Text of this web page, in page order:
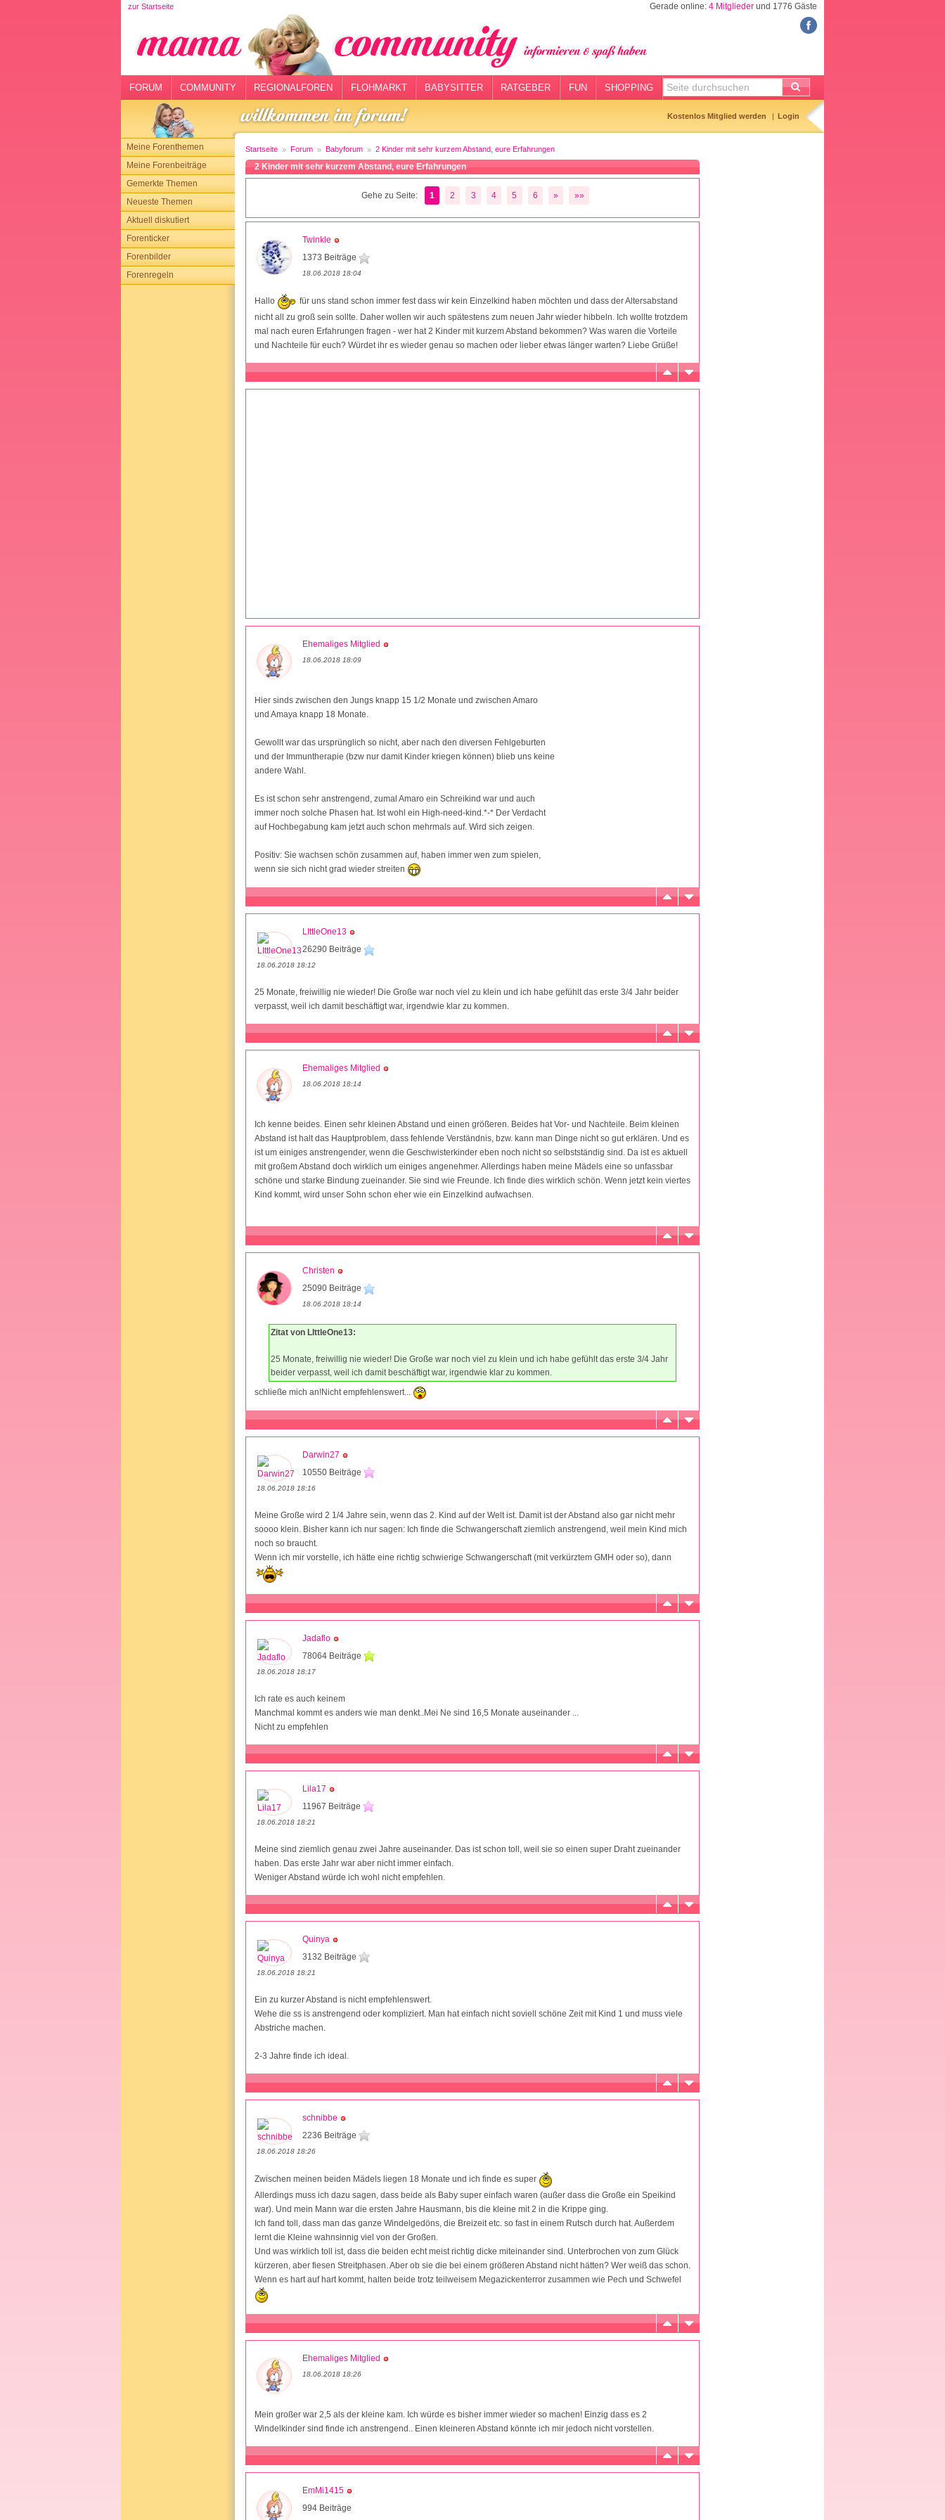
zur Startseite Gerade online: 4 Mitglieder und 1776 Gäste
FORUM COMMUNITY REGIONALFOREN FLOHMARKT BABYSITTER RATGEBER FUN SHOPPING
Kostenlos Mitglied werden Login
Meine Forenthemen
Meine Forenbeiträge
Gemerkte Themen
Neueste Themen
Aktuell diskutiert
Forenticker
Forenbilder
Forenregeln
Startseite Forum Babyforum 2 Kinder mit sehr kurzem Abstand, eure Erfahrungen
2 Kinder mit sehr kurzem Abstand, eure Erfahrungen
Gehe zu Seite: 1 2 3 4 5 6 » »»
Twinkle
1373 Beiträge
18.06.2018 18:04
Hallo
für uns stand schon immer fest dass wir kein Einzelkind haben möchten und dass der Altersabstand
nicht all zu groß sein sollte. Daher wollen wir auch spätestens zum neuen Jahr wieder hibbeln. Ich wollte trotzdem
mal nach euren Erfahrungen fragen - wer hat 2 Kinder mit kurzem Abstand bekommen? Was waren die Vorteile
und Nachteile für euch? Würdet ihr es wieder genau so machen oder lieber etwas länger warten? Liebe Grüße!
Ehemaliges Mitglied
18.06.2018 18:09
Hier sinds zwischen den Jungs knapp 15 1/2 Monate und zwischen Amaro
und Amaya knapp 18 Monate.
Gewollt war das ursprünglich so nicht, aber nach den diversen Fehlgeburten
und der Immuntherapie (bzw nur damit Kinder kriegen können) blieb uns keine
andere Wahl.
Es ist schon sehr anstrengend, zumal Amaro ein Schreikind war und auch
immer noch solche Phasen hat. Ist wohl ein High-need-kind.*-* Der Verdacht
auf Hochbegabung kam jetzt auch schon mehrmals auf. Wird sich zeigen.
Positiv: Sie wachsen schön zusammen auf, haben immer wen zum spielen,
wenn sie sich nicht grad wieder streiten
LIttleOne13
26290 Beiträge
18.06.2018 18:12
25 Monate, freiwillig nie wieder! Die Große war noch viel zu klein und ich habe gefühlt das erste 3/4 Jahr beider
verpasst, weil ich damit beschäftigt war, irgendwie klar zu kommen.
Ehemaliges Mitglied
18.06.2018 18:14
Ich kenne beides. Einen sehr kleinen Abstand und einen größeren. Beides hat Vor- und Nachteile. Beim kleinen
Abstand ist halt das Hauptproblem, dass fehlende Verständnis, bzw. kann man Dinge nicht so gut erklären. Und es
ist um einiges anstrengender, wenn die Geschwisterkinder eben noch nicht so selbstständig sind. Da ist es aktuell
mit großem Abstand doch wirklich um einiges angenehmer. Allerdings haben meine Mädels eine so unfassbar
schöne und starke Bindung zueinander. Sie sind wie Freunde. Ich finde dies wirklich schön. Wenn jetzt kein viertes
Kind kommt, wird unser Sohn schon eher wie ein Einzelkind aufwachsen.
Christen
25090 Beiträge
18.06.2018 18:14
Zitat von LIttleOne13:
25 Monate, freiwillig nie wieder! Die Große war noch viel zu klein und ich habe gefühlt das erste 3/4 Jahr
beider verpasst, weil ich damit beschäftigt war, irgendwie klar zu kommen.
schließe mich an!Nicht empfehlenswert...
Darwin27
10550 Beiträge
18.06.2018 18:16
Meine Große wird 2 1/4 Jahre sein, wenn das 2. Kind auf der Welt ist. Damit ist der Abstand also gar nicht mehr
soooo klein. Bisher kann ich nur sagen: Ich finde die Schwangerschaft ziemlich anstrengend, weil mein Kind mich
noch so braucht.
Wenn ich mir vorstelle, ich hätte eine richtig schwierige Schwangerschaft (mit verkürztem GMH oder so), dann
Jadaflo
78064 Beiträge
18.06.2018 18:17
Ich rate es auch keinem
Manchmal kommt es anders wie man denkt..Mei Ne sind 16,5 Monate auseinander ...
Nicht zu empfehlen
Lila17
11967 Beiträge
18.06.2018 18:21
Meine sind ziemlich genau zwei Jahre auseinander. Das ist schon toll, weil sie so einen super Draht zueinander
haben. Das erste Jahr war aber nicht immer einfach.
Weniger Abstand würde ich wohl nicht empfehlen.
Quinya
3132 Beiträge
18.06.2018 18:21
Ein zu kurzer Abstand is nicht empfehlenswert.
Wehe die ss is anstrengend oder kompliziert. Man hat einfach nicht soviell schöne Zeit mit Kind 1 und muss viele
Abstriche machen.
2-3 Jahre finde ich ideal.
schnibbe
2236 Beiträge
18.06.2018 18:26
Zwischen meinen beiden Mädels liegen 18 Monate und ich finde es super
Allerdings muss ich dazu sagen, dass beide als Baby super einfach waren (außer dass die Große ein Speikind
war). Und mein Mann war die ersten Jahre Hausmann, bis die kleine mit 2 in die Krippe ging.
Ich fand toll, dass man das ganze Windelgedöns, die Breizeit etc. so fast in einem Rutsch durch hat. Außerdem
lernt die Kleine wahnsinnig viel von der Großen.
Und was wirklich toll ist, dass die beiden echt meist richtig dicke miteinander sind. Unterbrochen von zum Glück
kürzeren, aber fiesen Streitphasen. Aber ob sie die bei einem größeren Abstand nicht hätten? Wer weiß das schon.
Wenn es hart auf hart kommt, halten beide trotz teilweisem Megazickenterror zusammen wie Pech und Schwefel
Ehemaliges Mitglied
18.06.2018 18:26
Mein großer war 2,5 als der kleine kam. Ich würde es bisher immer wieder so machen! Einzig dass es 2
Windelkinder sind finde ich anstrengend.. Einen kleineren Abstand könnte ich mir jedoch nicht vorstellen.
EmMi1415
994 Beiträge